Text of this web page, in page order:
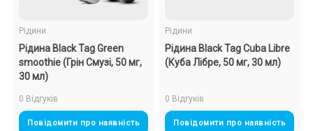
Рідини
Рідина Black Tag Green
smoothie (Грін Смузі, 50 мг,
30 мл)
0 Відгуків
Повідомити про наявність
Рідини
Рідина Black Tag Cuba Libre
(Куба Лібре, 50 мг, 30 мл)
0 Відгуків
Повідомити про наявність